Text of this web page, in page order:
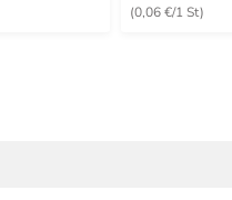
(0,06 €/1 St)